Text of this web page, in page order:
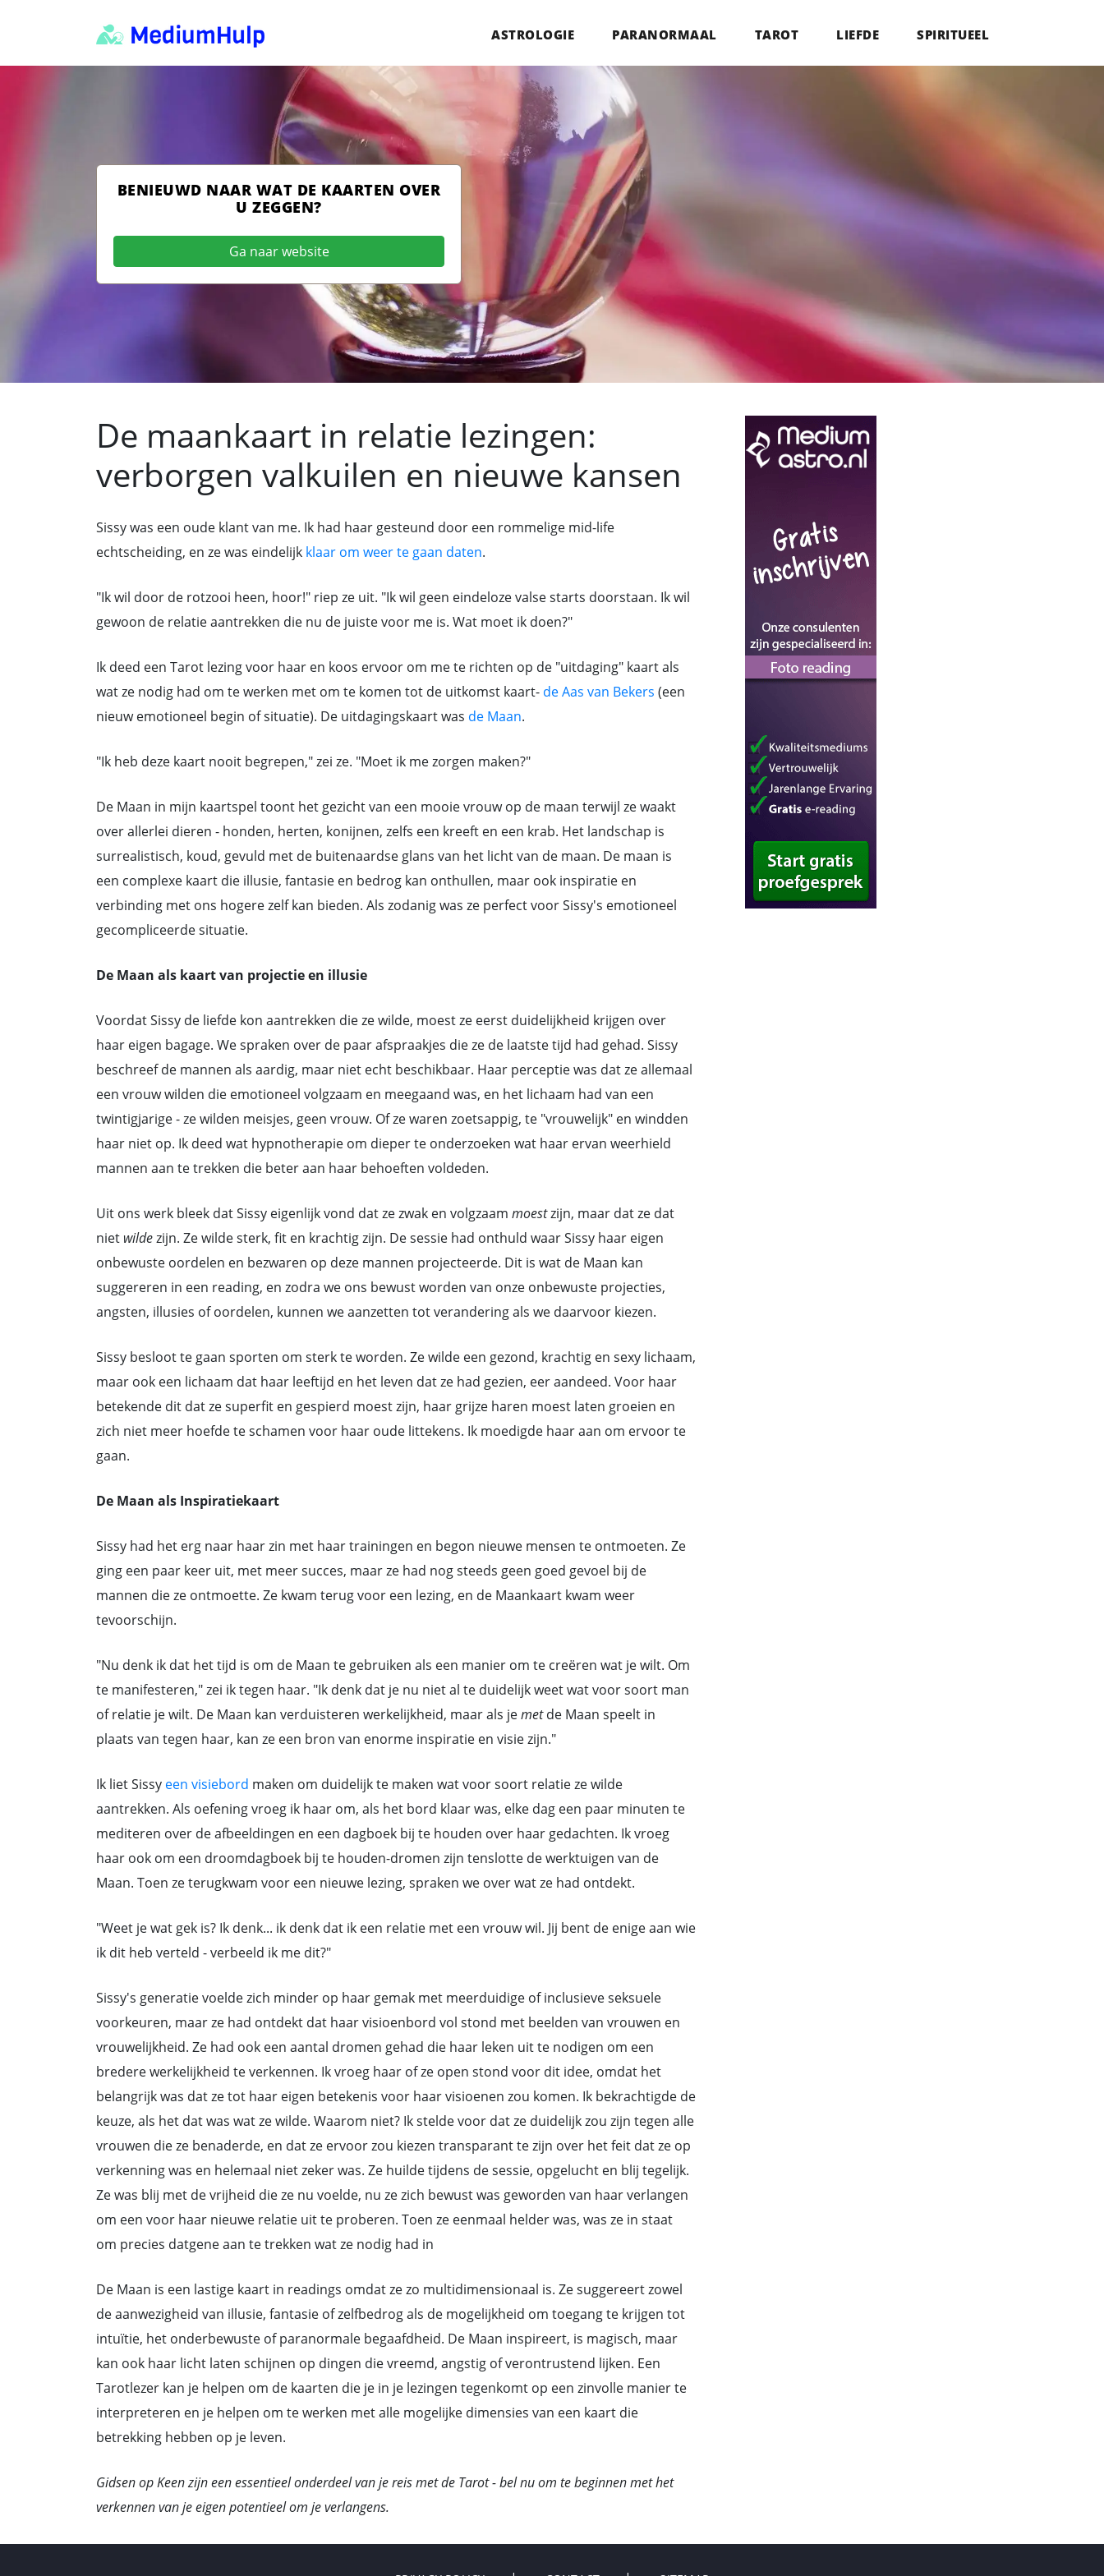
ASTROLOGIE PARANORMAAL TAROT LIEFDE SPIRITUEEL
BENIEUWD NAAR WAT DE KAARTEN OVER
U ZEGGEN?
Ga naar website
De maankaart in relatie lezingen:
verborgen valkuilen en nieuwe kansen
Sissy was een oude klant van me. Ik had haar gesteund door een rommelige mid-life
echtscheiding, en ze was eindelijk klaar om weer te gaan daten.
"Ik wil door de rotzooi heen, hoor!" riep ze uit. "Ik wil geen eindeloze valse starts doorstaan. Ik wil
gewoon de relatie aantrekken die nu de juiste voor me is. Wat moet ik doen?"
Ik deed een Tarot lezing voor haar en koos ervoor om me te richten op de "uitdaging" kaart als
wat ze nodig had om te werken met om te komen tot de uitkomst kaart- de Aas van Bekers (een
nieuw emotioneel begin of situatie). De uitdagingskaart was de Maan.
"Ik heb deze kaart nooit begrepen," zei ze. "Moet ik me zorgen maken?"
De Maan in mijn kaartspel toont het gezicht van een mooie vrouw op de maan terwijl ze waakt
over allerlei dieren - honden, herten, konijnen, zelfs een kreeft en een krab. Het landschap is
surrealistisch, koud, gevuld met de buitenaardse glans van het licht van de maan. De maan is
een complexe kaart die illusie, fantasie en bedrog kan onthullen, maar ook inspiratie en
verbinding met ons hogere zelf kan bieden. Als zodanig was ze perfect voor Sissy's emotioneel
gecompliceerde situatie.
De Maan als kaart van projectie en illusie
Voordat Sissy de liefde kon aantrekken die ze wilde, moest ze eerst duidelijkheid krijgen over
haar eigen bagage. We spraken over de paar afspraakjes die ze de laatste tijd had gehad. Sissy
beschreef de mannen als aardig, maar niet echt beschikbaar. Haar perceptie was dat ze allemaal
een vrouw wilden die emotioneel volgzaam en meegaand was, en het lichaam had van een
twintigjarige - ze wilden meisjes, geen vrouw. Of ze waren zoetsappig, te "vrouwelijk" en windden
haar niet op. Ik deed wat hypnotherapie om dieper te onderzoeken wat haar ervan weerhield
mannen aan te trekken die beter aan haar behoeften voldeden.
Uit ons werk bleek dat Sissy eigenlijk vond dat ze zwak en volgzaam moestzijn, maar dat ze dat
niet wildezijn. Ze wilde sterk, fit en krachtig zijn. De sessie had onthuld waar Sissy haar eigen
onbewuste oordelen en bezwaren op deze mannen projecteerde. Dit is wat de Maan kan
suggereren in een reading, en zodra we ons bewust worden van onze onbewuste projecties,
angsten, illusies of oordelen, kunnen we aanzetten tot verandering als we daarvoor kiezen.
Sissy besloot te gaan sporten om sterk te worden. Ze wilde een gezond, krachtig en sexy lichaam,
maar ook een lichaam dat haar leeftijd en het leven dat ze had gezien, eer aandeed. Voor haar
betekende dit dat ze superfit en gespierd moest zijn, haar grijze haren moest laten groeien en
zich niet meer hoefde te schamen voor haar oude littekens. Ik moedigde haar aan om ervoor te
gaan.
De Maan als Inspiratiekaart
Sissy had het erg naar haar zin met haar trainingen en begon nieuwe mensen te ontmoeten. Ze
ging een paar keer uit, met meer succes, maar ze had nog steeds geen goed gevoel bij de
mannen die ze ontmoette. Ze kwam terug voor een lezing, en de Maankaart kwam weer
tevoorschijn.
"Nu denk ik dat het tijd is om de Maan te gebruiken als een manier om te creëren wat je wilt. Om
te manifesteren," zei ik tegen haar. "Ik denk dat je nu niet al te duidelijk weet wat voor soort man
of relatie je wilt. De Maan kan verduisteren werkelijkheid, maar als jemetde Maan speelt in
plaats van tegen haar, kan ze een bron van enorme inspiratie en visie zijn."
Ik liet Sissy een visiebord maken om duidelijk te maken wat voor soort relatie ze wilde
aantrekken. Als oefening vroeg ik haar om, als het bord klaar was, elke dag een paar minuten te
mediteren over de afbeeldingen en een dagboek bij te houden over haar gedachten. Ik vroeg
haar ook om een droomdagboek bij te houden-dromen zijn tenslotte de werktuigen van de
Maan. Toen ze terugkwam voor een nieuwe lezing, spraken we over wat ze had ontdekt.
"Weet je wat gek is? Ik denk... ik denk dat ik een relatie met een vrouw wil. Jij bent de enige aan wie
ik dit heb verteld - verbeeld ik me dit?"
Sissy's generatie voelde zich minder op haar gemak met meerduidige of inclusieve seksuele
voorkeuren, maar ze had ontdekt dat haar visioenbord vol stond met beelden van vrouwen en
vrouwelijkheid. Ze had ook een aantal dromen gehad die haar leken uit te nodigen om een
bredere werkelijkheid te verkennen. Ik vroeg haar of ze open stond voor dit idee, omdat het
belangrijk was dat ze tot haar eigen betekenis voor haar visioenen zou komen. Ik bekrachtigde de
keuze, als het dat was wat ze wilde. Waarom niet? Ik stelde voor dat ze duidelijk zou zijn tegen alle
vrouwen die ze benaderde, en dat ze ervoor zou kiezen transparant te zijn over het feit dat ze op
verkenning was en helemaal niet zeker was. Ze huilde tijdens de sessie, opgelucht en blij tegelijk.
Ze was blij met de vrijheid die ze nu voelde, nu ze zich bewust was geworden van haar verlangen
om een voor haar nieuwe relatie uit te proberen. Toen ze eenmaal helder was, was ze in staat
om precies datgene aan te trekken wat ze nodig had in
De Maan is een lastige kaart in readings omdat ze zo multidimensionaal is. Ze suggereert zowel
de aanwezigheid van illusie, fantasie of zelfbedrog als de mogelijkheid om toegang te krijgen tot
intuïtie, het onderbewuste of paranormale begaafdheid. De Maan inspireert, is magisch, maar
kan ook haar licht laten schijnen op dingen die vreemd, angstig of verontrustend lijken. Een
Tarotlezer kan je helpen om de kaarten die je in je lezingen tegenkomt op een zinvolle manier te
interpreteren en je helpen om te werken met alle mogelijke dimensies van een kaart die
betrekking hebben op je leven.
Gidsen op Keen zijn een essentieel onderdeel van je reis met de Tarot - bel nu om te beginnen met het
verkennen van je eigen potentieel om je verlangens.